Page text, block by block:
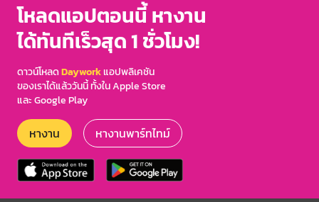
โหลดแอปตอนนี้ หางาน
ได้ทันทีเร็วสุด 1 ชั่วโมง!
ดาวน์โหลดDayworkแอปพลิเคชัน
ของเราได้แล้ววันนี้ ทั้งใน Apple Store
และ Google Play
หางาน หางานพาร์ทไทม์